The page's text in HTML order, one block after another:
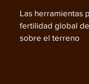
Las herramientas
fertilidad global
sobre el terreno